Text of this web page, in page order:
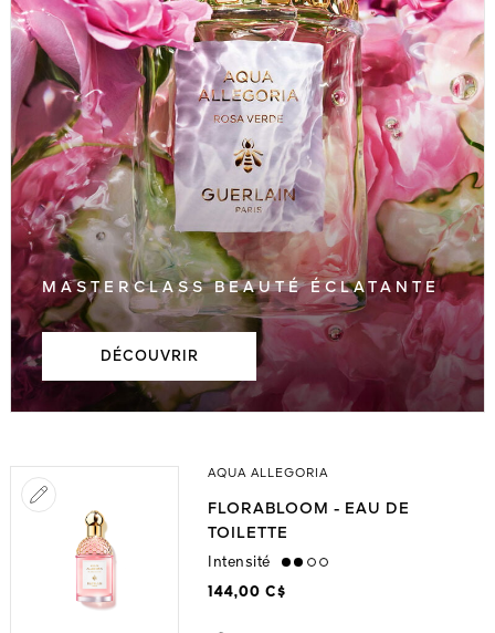
MASTERCLASS BEAUTÉ ÉCLATANTE
DÉCOUVRIR
AQUA ALLEGORIA
FLORABLOOM - EAU DE
TOILETTE
Intensité medium
144,00 C$